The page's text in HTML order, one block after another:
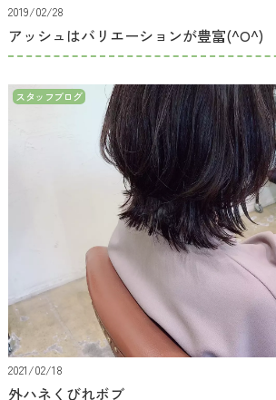
2019/02/28
アッシュはバリエーションが豊富(^O^)
スタッフブログ
2021/02/18
外ハネくびれボブ